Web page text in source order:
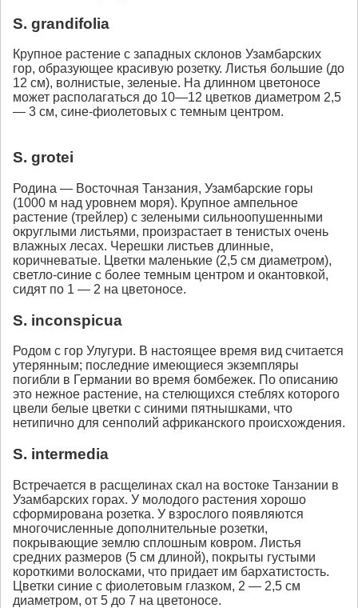
S. grandifolia
Крупное растение с западных склонов Узамбарских
гор, образующее красивую розетку. Листья большие (до
12 см), волнистые, зеленые. На длинном цветоносе
может располагаться до 10—12 цветков диаметром 2,5
— 3 см, сине-фиолетовых с темным центром.
S. grotei
Родина — Восточная Танзания, Узамбарские горы
(1000 м над уровнем моря). Крупное ампельное
растение (трейлер) с зелеными сильноопушенными
округлыми листьями, произрастает в тенистых очень
влажных лесах. Черешки листьев длинные,
коричневатые. Цветки маленькие (2,5 см диаметром),
светло-синие с более темным центром и окантовкой,
сидят по 1 — 2 на цветоносе.
S. inconspicua
Родом с гор Улугури. В настоящее время вид считается
утерянным; последние имеющиеся экземпляры
погибли в Германии во время бомбежек. По описанию
это нежное растение, на стелющихся стеблях которого
цвели белые цветки с синими пятнышками, что
нетипично для сенполий африканского происхождения.
S. intermedia
Встречается в расщелинах скал на востоке Танзании в
Узамбарских горах. У молодого растения хорошо
сформирована розетка. У взрослого появляются
многочисленные дополнительные розетки,
покрывающие землю сплошным ковром. Листья
средних размеров (5 см длиной), покрыты густыми
короткими волосками, что придает им бархатистость.
Цветки синие с фиолетовым глазком, 2 — 2,5 см
диаметром, от 5 до 7 на цветоносе.